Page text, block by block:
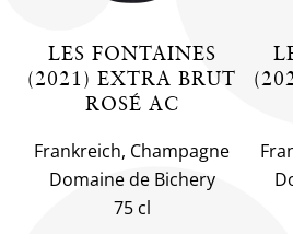
LES FONTAINES
(2021) EXTRA BRUT
ROSÉ AC
Frankreich, Champagne
Domaine de Bichery
75 cl